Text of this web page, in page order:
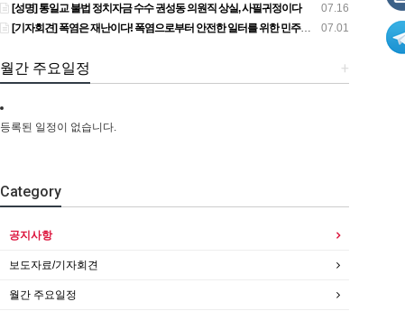
07.16
[성명] 통일교 불법 정치자금 수수 권성동 의원직 상실, 사필귀정이다
07.01
[기자회견] 폭염은 재난이다! 폭염으로부터 안전한 일터를 위한 민주노총 강원지역본부 폭염감시단 선포 기자회견
+
월간 주요일정
등록된 일정이 없습니다.
Category
공지사항
보도자료/기자회견
월간 주요일정